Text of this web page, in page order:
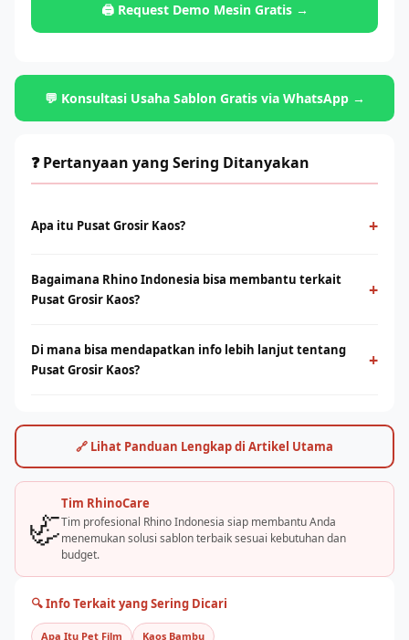
🖨️ Request Demo Mesin Gratis →
💬 Konsultasi Usaha Sablon Gratis via WhatsApp →
❓ Pertanyaan yang Sering Ditanyakan
Apa itu Pusat Grosir Kaos? +
sablon dan digital printing. Rhino Indonesia menyediakan
informasi, produk, dan konsultasi untuk membantu usaha
Bagaimana Rhino Indonesia bisa membantu terkait
Pusat Grosir Kaos?
+
(mesin), Rhinoflex, Rhinoink (tinta), Rhinotools (peralatan), dan
Rhinotex (bahan). Tim RhinoCare siap konsultasi gratis 7 hari
Di mana bisa mendapatkan info lebih lanjut tentang
Pusat Grosir Kaos?
+
RhinoCare via WhatsApp. Tersedia katalog, pricelist, demo
mesin, dan simulasi potensi usaha sablon secara gratis.
🔗 Lihat Panduan Lengkap di Artikel Utama
🦏
Tim RhinoCare
Tim profesional Rhino Indonesia siap membantu Anda
menemukan solusi sablon terbaik sesuai kebutuhan dan
budget.
🔍 Info Terkait yang Sering Dicari
Apa Itu Pet Film Kaos Bambu